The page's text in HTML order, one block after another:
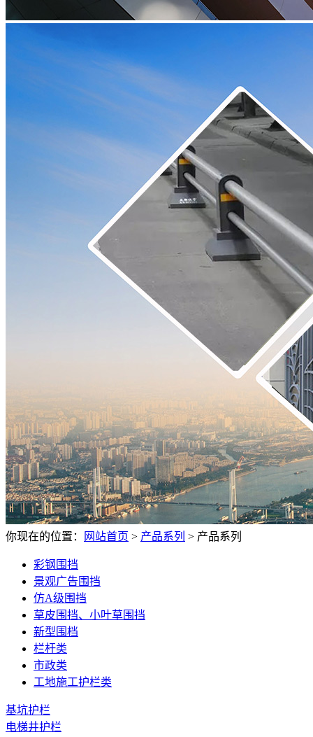
你现在的位置： 网站首页 > 产品系列 > 产品系列
彩钢围挡
景观广告围挡
仿A级围挡
草皮围挡、小叶草围挡
新型围档
栏杆类
市政类
工地施工护栏类
基坑护栏
电梯井护栏